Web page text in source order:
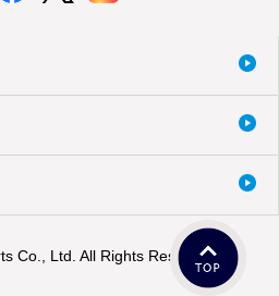
Co., Ltd. All Rights Reserved.